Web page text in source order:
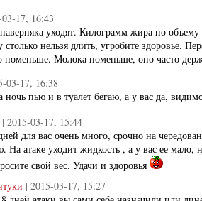
17, 16:43
уходят. Килограмм жира по
нельзя длить, угробите здоровье.
поменьше. Молока поменьше, оно часто
03-17, 16:38
ночь пью и в туалет бегаю, а у вас да,
| 2015-03-17, 15:44
для вас очень много, срочно на
На атаке уходит жидкость , а у вас ее мало,
свой вес. Удачи и здоровья
| 2015-03-17, 15:27